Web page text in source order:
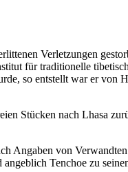
Verletzungen
für traditionelle
so entstellt war er von
Stücken nach Lhasa
Angaben von
Tenchoe zu